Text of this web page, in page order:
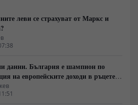
леви се страхуват от Маркс и
данни. България е шампион по
на европейските доходи в ръцете
1%, надминава и САЩ